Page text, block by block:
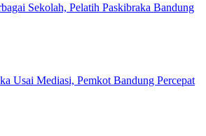
Sekolah, Pelatih Paskibraka Bandung
Usai Mediasi, Pemkot Bandung Percepat